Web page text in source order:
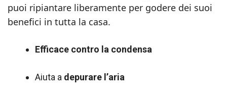
puoi ripiantare liberamente per godere dei suoi
benefici in tutta la casa.
Efficace contro la condensa
Aiuta a depurare l’aria